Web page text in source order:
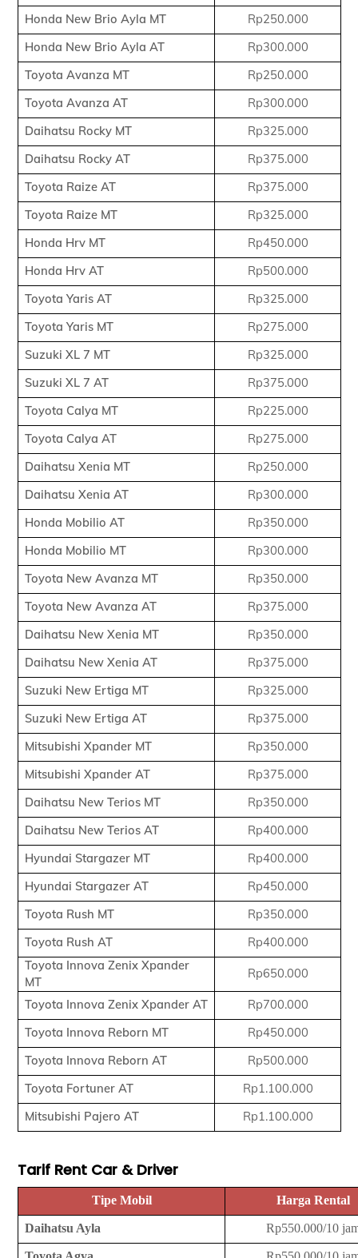
Honda New Brio Ayla MT
Rp250.000
Honda New Brio Ayla AT
Rp300.000
Toyota Avanza MT
Rp250.000
Toyota Avanza AT
Rp300.000
Daihatsu Rocky MT
Rp325.000
Daihatsu Rocky AT
Rp375.000
Toyota Raize AT
Rp375.000
Toyota Raize MT
Rp325.000
Honda Hrv MT
Rp450.000
Honda Hrv AT
Rp500.000
Toyota Yaris AT
Rp325.000
Toyota Yaris MT
Rp275.000
Suzuki XL 7 MT
Rp325.000
Suzuki XL 7 AT
Rp375.000
Toyota Calya MT
Rp225.000
Toyota Calya AT
Rp275.000
Daihatsu Xenia MT
Rp250.000
Daihatsu Xenia AT
Rp300.000
Honda Mobilio AT
Rp350.000
Honda Mobilio MT
Rp300.000
Toyota New Avanza MT
Rp350.000
Toyota New Avanza AT
Rp375.000
Daihatsu New Xenia MT
Rp350.000
Daihatsu New Xenia AT
Rp375.000
Suzuki New Ertiga MT
Rp325.000
Suzuki New Ertiga AT
Rp375.000
Mitsubishi Xpander MT
Rp350.000
Mitsubishi Xpander AT
Rp375.000
Daihatsu New Terios MT
Rp350.000
Daihatsu New Terios AT
Rp400.000
Hyundai Stargazer MT
Rp400.000
Hyundai Stargazer AT
Rp450.000
Toyota Rush MT
Rp350.000
Toyota Rush AT
Rp400.000
Toyota Innova Zenix Xpander
MT
Rp650.000
Toyota Innova Zenix Xpander AT
Rp700.000
Toyota Innova Reborn MT
Rp450.000
Toyota Innova Reborn AT
Rp500.000
Toyota Fortuner AT
Rp1.100.000
Mitsubishi Pajero AT
Rp1.100.000
Tarif Rent Car & Driver
Tipe Mobil Harga Rental
Daihatsu Ayla Rp550.000/10